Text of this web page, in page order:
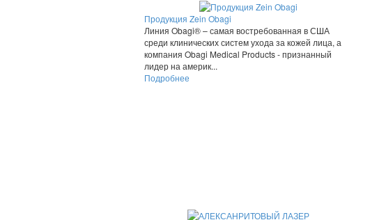
Продукция Zein Obagi
Линия Obagi® – самая востребованная в США
среди клинических систем ухода за кожей лица, а
компания Obagi Medical Products - признанный
лидер на америк...
Подробнее